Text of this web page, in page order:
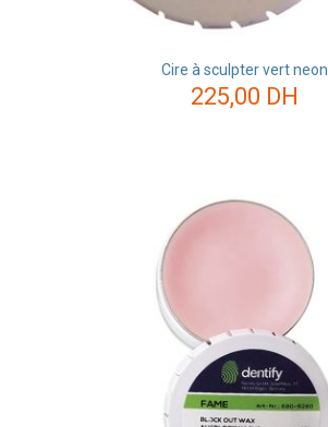
Cire à sculpter vert neon
225,00 DH